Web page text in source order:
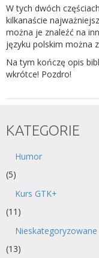
W tych dwóch
kilkanaście
można je znaleźć na
języku polskim można
Na tym kończę opis
wkrótce! Pozdro!
KATEGORIE
Humor
(5)
Kurs GTK+
(11)
Nieskategoryzowane
(13)